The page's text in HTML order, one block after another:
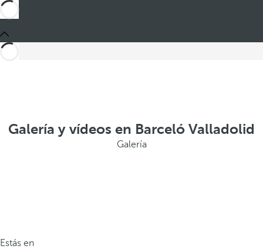
Galería y vídeos en Barceló Valladolid
Galería
Estás en